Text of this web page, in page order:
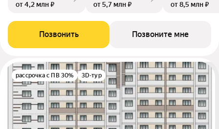
от 4,2 млн ₽
от 5,7 млн ₽
от 8,5 млн ₽
Позвонить Позвоните мне
рассрочка с ПВ 30% 3D-тур